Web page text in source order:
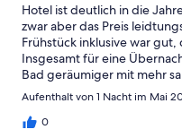
Hotel ist deutlich in die
zwar aber das Preis
Frühstück inklusive war
Insgesamt für eine
Bad geräumiger mit mehr
mehr gegeben.
Aufenthalt von 1 Nacht im Mai
0